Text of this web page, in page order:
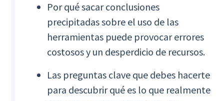
Por qué sacar conclusiones
precipitadas sobre el uso de las
herramientas puede provocar errores
costosos y un desperdicio de recursos.
Las preguntas clave que debes hacerte
para descubrir qué es lo que realmente